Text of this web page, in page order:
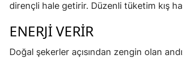
dirençli hale getirir. Düzenli tüketim kış
ENERJI VERIR
Doğal şekerler açısından zengin olan